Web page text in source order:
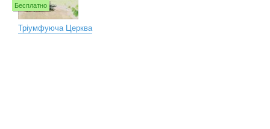
Бесплатно
Тріумфуюча Церква